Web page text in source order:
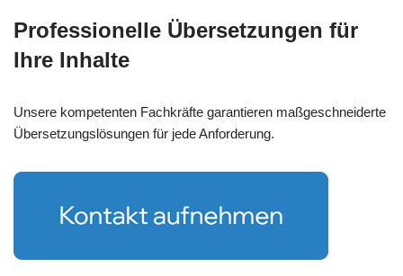
Professionelle Übersetzungen für
Ihre Inhalte
Unsere kompetenten Fachkräfte garantieren maßgeschneiderte
Übersetzungslösungen für jede Anforderung.